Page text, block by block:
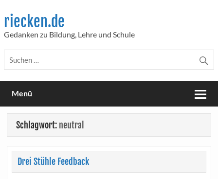
content
riecken.de
Gedanken zu Bildung, Lehre und Schule
Menü
Schlagwort: neutral
Drei Stühle Feedback